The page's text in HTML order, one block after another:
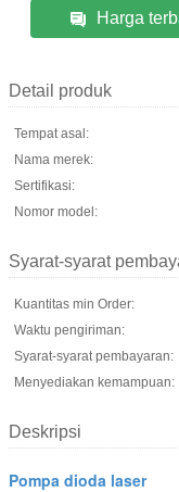
Harga
Detail produk
Tempat asal:
Nama merek:
Sertifikasi:
Nomor model:
Syarat-syarat
Kuantitas min Order:
Waktu pengiriman:
Syarat-syarat pembayaran:
Menyediakan kemampuan:
Deskripsi
Pompa dioda laser